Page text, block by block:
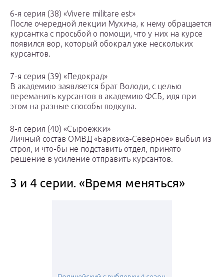
6-я серия (38) «Vivere militare est»
После очередной лекции Мухича, к нему обращается
курсантка с просьбой о помощи, что у них на курсе
появился вор, который обокрал уже нескольких
курсантов.
7-я серия (39) «Педокрад»
В академию заявляется брат Володи, с целью
переманить курсантов в академию ФСБ, идя при
этом на разные способы подкупа.
8-я серия (40) «Сыроежки»
Личный состав ОМВД «Барвиха-Северное» выбыл из
строя, и что-бы не подставить отдел, принято
решение в усиление отправить курсантов.
3 и 4 серии. «Время меняться»